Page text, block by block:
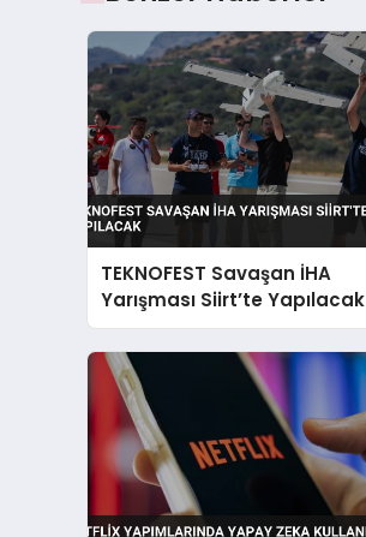
TEKNOFEST Savaşan İHA
Yarışması Siirt’te Yapılacak